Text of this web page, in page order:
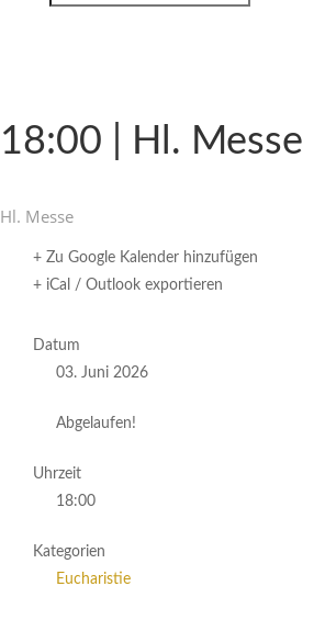
18:00 | Hl. Messe
Hl. Messe
+ Zu Google Kalender hinzufügen
+ iCal / Outlook exportieren
Datum
03. Juni 2026
Abgelaufen!
Uhrzeit
18:00
Kategorien
Eucharistie